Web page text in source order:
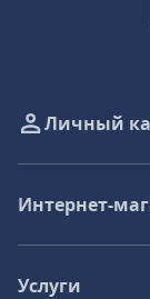
Личный
Интернет-
Услуги